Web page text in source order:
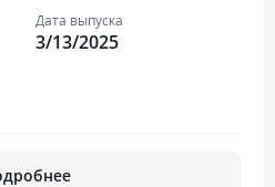
Дата выпуска
3/13/2025